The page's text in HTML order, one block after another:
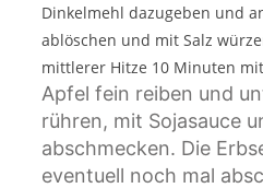
Dinkelmehl dazugeben und
ablöschen und mit Salz
mittlerer Hitze 10 Minuten
Apfel fein reiben und
rühren, mit Sojasauce
abschmecken. Die
eventuell noch mal